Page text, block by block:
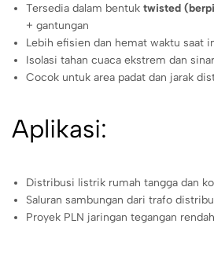
Tersedia dalam bentuktwisted
+ gantungan
Lebih efisien dan hemat waktu saat
Isolasi tahan cuaca ekstrem dan
Cocok untuk area padat dan jarak
Aplikasi:
Distribusi listrik rumah tangga dan
Saluran sambungan dari trafo
Proyek PLN jaringan tegangan rendah